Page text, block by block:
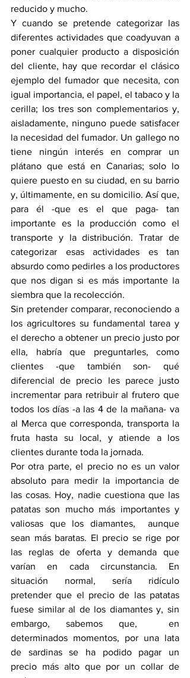
reducido y mucho.
Y cuando se pretende categorizar las
diferentes actividades que coadyuvan a
poner cualquier producto a disposición
del cliente, hay que recordar el clásico
ejemplo del fumador que necesita, con
igual importancia, el papel, el tabaco y la
cerilla; los tres son complementarios y,
aisladamente, ninguno puede satisfacer
la necesidad del fumador. Un gallego no
tiene ningún interés en comprar un
plátano que está en Canarias; solo lo
quiere puesto en su ciudad, en su barrio
y, últimamente, en su domicilio. Así que,
para él -que es el que paga- tan
importante es la producción como el
transporte y la distribución. Tratar de
categorizar esas actividades es tan
absurdo como pedirles a los productores
que nos digan si es más importante la
siembra que la recolección.
Sin pretender comparar, reconociendo a
los agricultores su fundamental tarea y
el derecho a obtener un precio justo por
ella, habría que preguntarles, como
clientes -que también son- qué
diferencial de precio les parece justo
incrementar para retribuir al frutero que
todos los días -a las 4 de la mañana- va
al Merca que corresponda, transporta la
fruta hasta su local, y atiende a los
clientes durante toda la jornada.
Por otra parte, el precio no es un valor
absoluto para medir la importancia de
las cosas. Hoy, nadie cuestiona que las
patatas son mucho más importantes y
valiosas que los diamantes,  aunque
sean más baratas. El precio se rige por
las reglas de oferta y demanda que
varían en cada circunstancia. En
situación normal, sería ridículo
pretender que el precio de las patatas
fuese similar al de los diamantes y, sin
embargo, sabemos que,  en
determinados momentos, por una lata
de sardinas se ha podido pagar un
precio más alto que por un collar de